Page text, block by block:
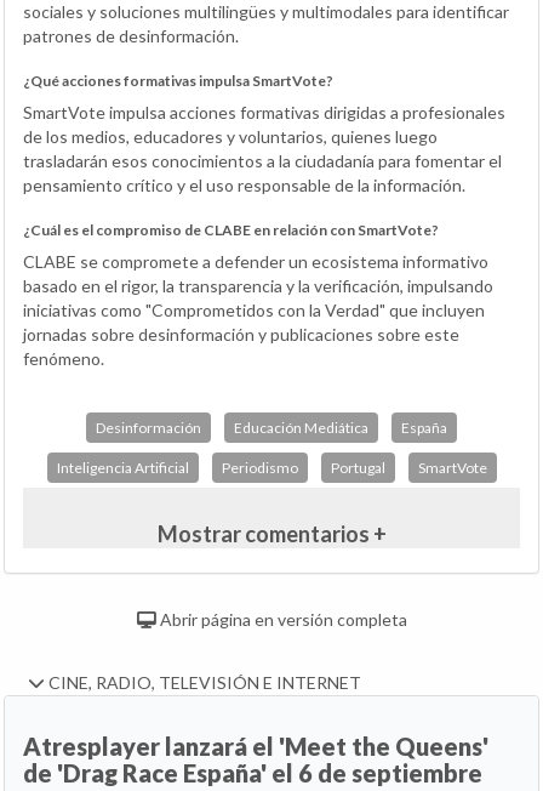
sociales y soluciones multilingües y multimodales para identificar
patrones de desinformación.
¿Qué acciones formativas impulsa SmartVote?
SmartVote impulsa acciones formativas dirigidas a profesionales
de los medios, educadores y voluntarios, quienes luego
trasladarán esos conocimientos a la ciudadanía para fomentar el
pensamiento crítico y el uso responsable de la información.
¿Cuál es el compromiso de CLABE en relación con SmartVote?
CLABE se compromete a defender un ecosistema informativo
basado en el rigor, la transparencia y la verificación, impulsando
iniciativas como "Comprometidos con la Verdad" que incluyen
jornadas sobre desinformación y publicaciones sobre este
fenómeno.
Desinformación Educación Mediática España
Inteligencia Artificial Periodismo Portugal SmartVote
Mostrar comentarios +
Abrir página en versión completa
CINE, RADIO, TELEVISIÓN E INTERNET
Atresplayer lanzará el 'Meet the Queens'
de 'Drag Race España' el 6 de septiembre